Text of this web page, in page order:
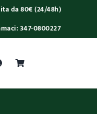
da 80€ (24/48h)
347-0800227